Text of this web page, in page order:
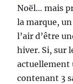
Noël… mais
la marque,
l’air d’être
hiver. Si, sur
actuellement
contenant 3